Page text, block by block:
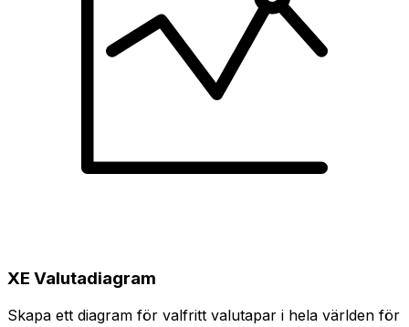
XE Valutadiagram
Skapa ett diagram för valfritt valutapar i hela världen för